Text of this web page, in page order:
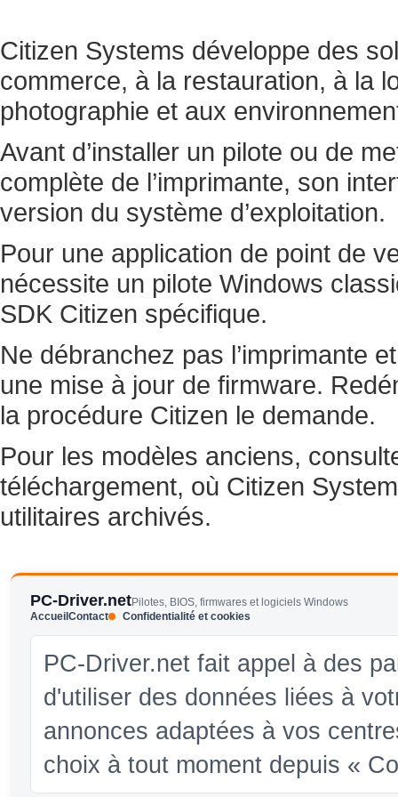
Citizen Systems développe des
commerce, à la restauration, à la
photographie et aux
Avant d’installer un pilote ou de
complète de l’imprimante, son
version du système d’exploitation.
Pour une application de point de
nécessite un pilote Windows
SDK Citizen spécifique.
Ne débranchez pas l’imprimante
une mise à jour de firmware.
la procédure Citizen le demande.
Pour les modèles anciens,
téléchargement, où Citizen
utilitaires archivés.
PC-Driver.netPilotes, BIOS, firmwares et logiciels Windows
AccueilContact Confidentialité et cookies
PC-Driver.net fait appel à des
d'utiliser des données liées à
annonces adaptées à vos
choix à tout moment depuis «